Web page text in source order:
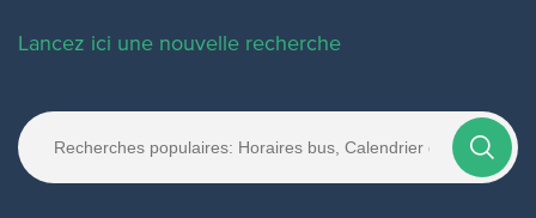
Lancez ici une nouvelle recherche